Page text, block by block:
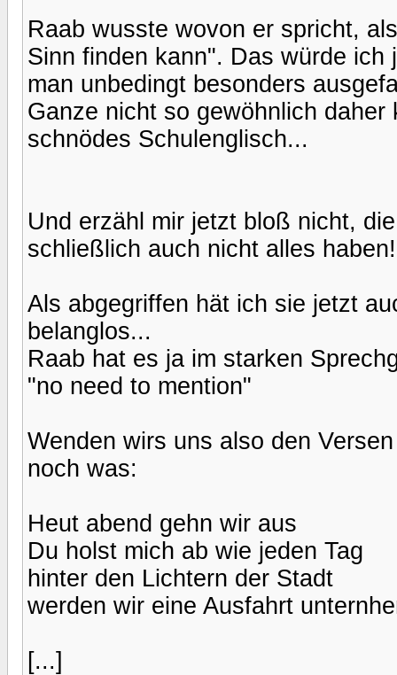
Raab wusste wovon er spricht,
Sinn finden kann". Das würde
man unbedingt besonders
Ganze nicht so gewöhnlich
schnödes Schulenglisch...
Und erzähl mir jetzt bloß nicht,
schließlich auch nicht alles
Als abgegriffen hät ich sie jetzt
belanglos...
Raab hat es ja im starken
"no need to mention"
Wenden wirs uns also den
noch was:
Heut abend gehn wir aus
Du holst mich ab wie jeden Tag
hinter den Lichtern der Stadt
werden wir eine Ausfahrt
[...]